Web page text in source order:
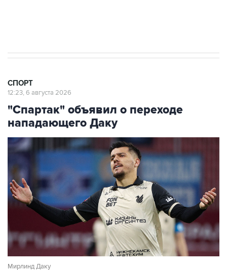
СПОРТ
12:23, 6 августа 2026
"Спартак" объявил о переходе
нападающего Даку
Мирлинд Даку